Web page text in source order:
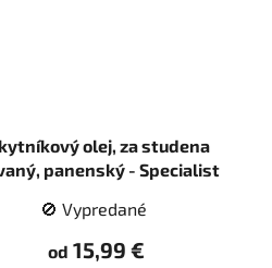
olej, za studena
panenský - Specialist
🚫 Vypredané
od 15,99 €